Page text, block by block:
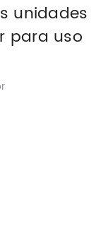
de
unidades
para uso